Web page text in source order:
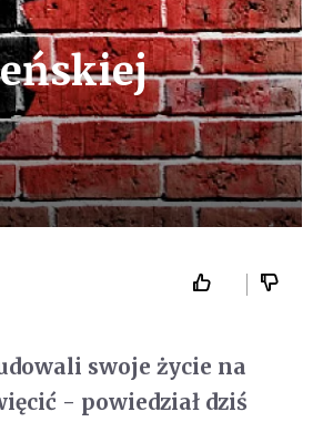
swoje życie na
- powiedział dziś